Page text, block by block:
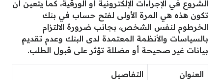
الشروع في الإجراءات الإلكترونية أو الورقية، كما يتعين أن
تكون هذه هي المرة الأولى لفتح حساب في بنك
الخرطوم لنفس الشخص، بجانب ضرورة الالتزام
بالسياسات والأنظمة المعتمدة لدى البنك وعدم تقديم
بيانات غير صحيحة أو مضللة تؤثر على قبول الطلب.
العنوان التفاصيل